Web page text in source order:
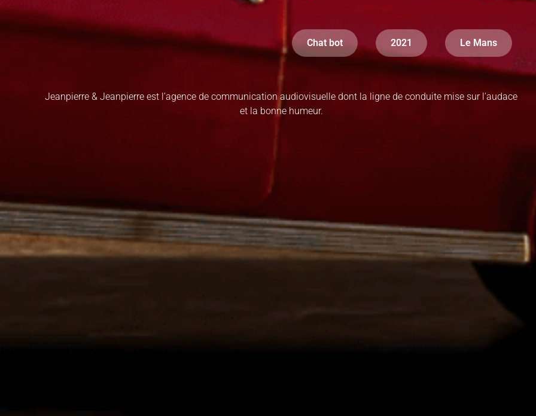
Chat bot 2021 Le Mans
Jeanpierre & Jeanpierre est l’agence de communication audiovisuelle dont la ligne de conduite mise sur l’audace
et la bonne humeur.